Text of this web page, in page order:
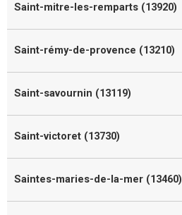
Saint-mitre-les-remparts (13920)
Saint-rémy-de-provence (13210)
Saint-savournin (13119)
Saint-victoret (13730)
Saintes-maries-de-la-mer (13460)